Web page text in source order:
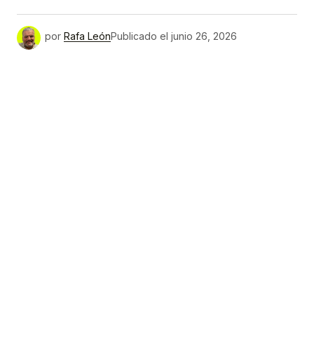
por Rafa LeónPublicado el junio 26, 2026